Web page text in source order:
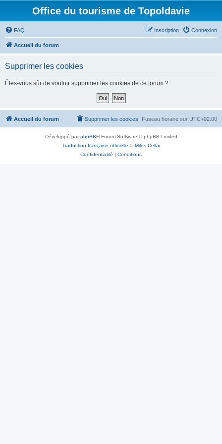
Office du tourisme de Topoldavie
FAQ Connexion
Inscription
Accueil du forum
Supprimer les cookies
Êtes-vous sûr de vouloir supprimer les cookies de ce forum ?
Accueil du forum Fuseau horaire sur UTC+02:00
Supprimer les cookies
Développé parphpBB® Forum Software © phpBB Limited
Traduction française officielle ©Miles Cellar
Confidentialité | Conditions